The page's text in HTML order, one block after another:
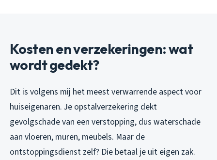
Kosten en verzekeringen: wat
wordt gedekt?
Dit is volgens mij het meest verwarrende aspect voor
huiseigenaren. Je opstalverzekering dekt
gevolgschade van een verstopping, dus waterschade
aan vloeren, muren, meubels. Maar de
ontstoppingsdienst zelf? Die betaal je uit eigen zak.